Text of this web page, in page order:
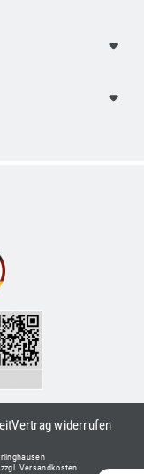
Vertrag widerrufen
Versandkosten